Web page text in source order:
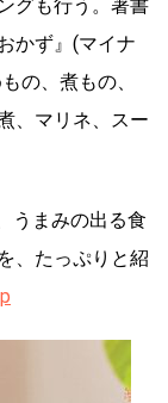
グも行う。著書
かず』(マイナ
の、煮もの、
、マリネ、スー
うまみの出る食
、たっぷりと紹